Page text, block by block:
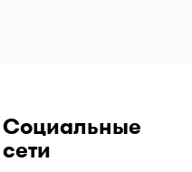
Социальные
сети